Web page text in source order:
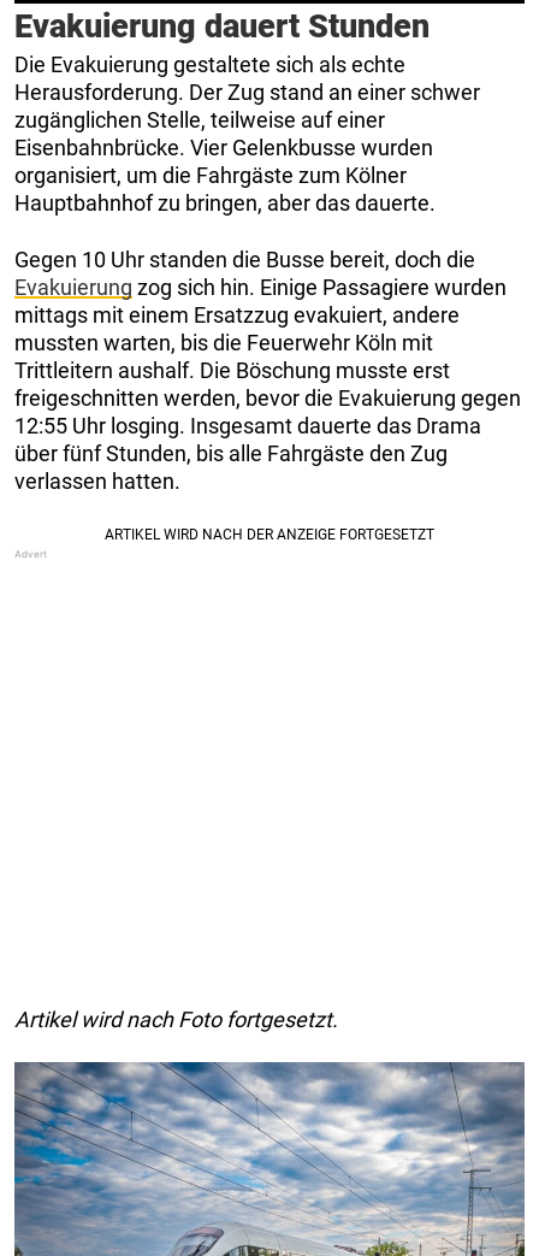
Evakuierung dauert Stunden
Die Evakuierung gestaltete sich als echte
Herausforderung. Der Zug stand an einer schwer
zugänglichen Stelle, teilweise auf einer
Eisenbahnbrücke. Vier Gelenkbusse wurden
organisiert, um die Fahrgäste zum Kölner
Hauptbahnhof zu bringen, aber das dauerte.
Gegen 10 Uhr standen die Busse bereit, doch die
Evakuierung zog sich hin. Einige Passagiere wurden
mittags mit einem Ersatzzug evakuiert, andere
mussten warten, bis die Feuerwehr Köln mit
Trittleitern aushalf. Die Böschung musste erst
freigeschnitten werden, bevor die Evakuierung gegen
12:55 Uhr losging. Insgesamt dauerte das Drama
über fünf Stunden, bis alle Fahrgäste den Zug
verlassen hatten.
Artikel wird nach Foto fortgesetzt.